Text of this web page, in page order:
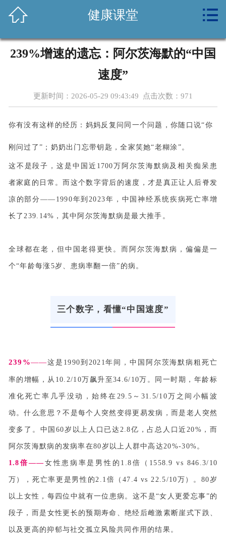
关于我们
养生常识
体检套餐
设备环境
公益活动
联系我们
 健康课堂 
239%增速的遗忘：阿尔茨海默的“中国
速度”
更新时间：2026-05-29 09:43:49 点击次数： 971
你有没有这样的经历：妈妈反复问同一个问题，你随口说“你
刚问过了”；奶奶出门忘带钥匙，全家笑她“老糊涂”。
这不是段子，这是中国近1700万阿尔茨海默病及相关痴呆患
者家庭的日常。而这个数字背后的速度，才是真正让人后脊发
凉的部分——1990年到2023年，中国神经系统疾病死亡率增
长了239.14%，其中阿尔茨海默病是最大推手。
全球都在老，但中国老得更快。而阿尔茨海默病，偏偏是一
个“年龄每涨5岁、患病率翻一倍”的病。
三个数字，看懂“中国速度”
239%——这是1990到2021年间，中国阿尔茨海默病粗死亡
率的增幅，从10.2/10万飙升至34.6/10万。同一时期，年龄标
准化死亡率几乎没动，始终在29.5～31.5/10万之间小幅波
动。什么意思？不是每个人突然变得更易发病，而是老人突然
变多了。中国60岁以上人口已达2.8亿，占总人口近20%，而
阿尔茨海默病的发病率在80岁以上人群中高达20%-30%。
1.8倍—— 女性患病率是男性的1.8倍（1558.9 vs 846.3/10
万），死亡率更是男性的2.1倍（47.4 vs 22.5/10万）。80岁
以上女性，每四位中就有一位患病。这不是“女人更爱忘事”的
段子，而是女性更长的预期寿命、绝经后雌激素断崖式下跌、
以及更高的抑郁与社交孤立风险共同作用的结果。